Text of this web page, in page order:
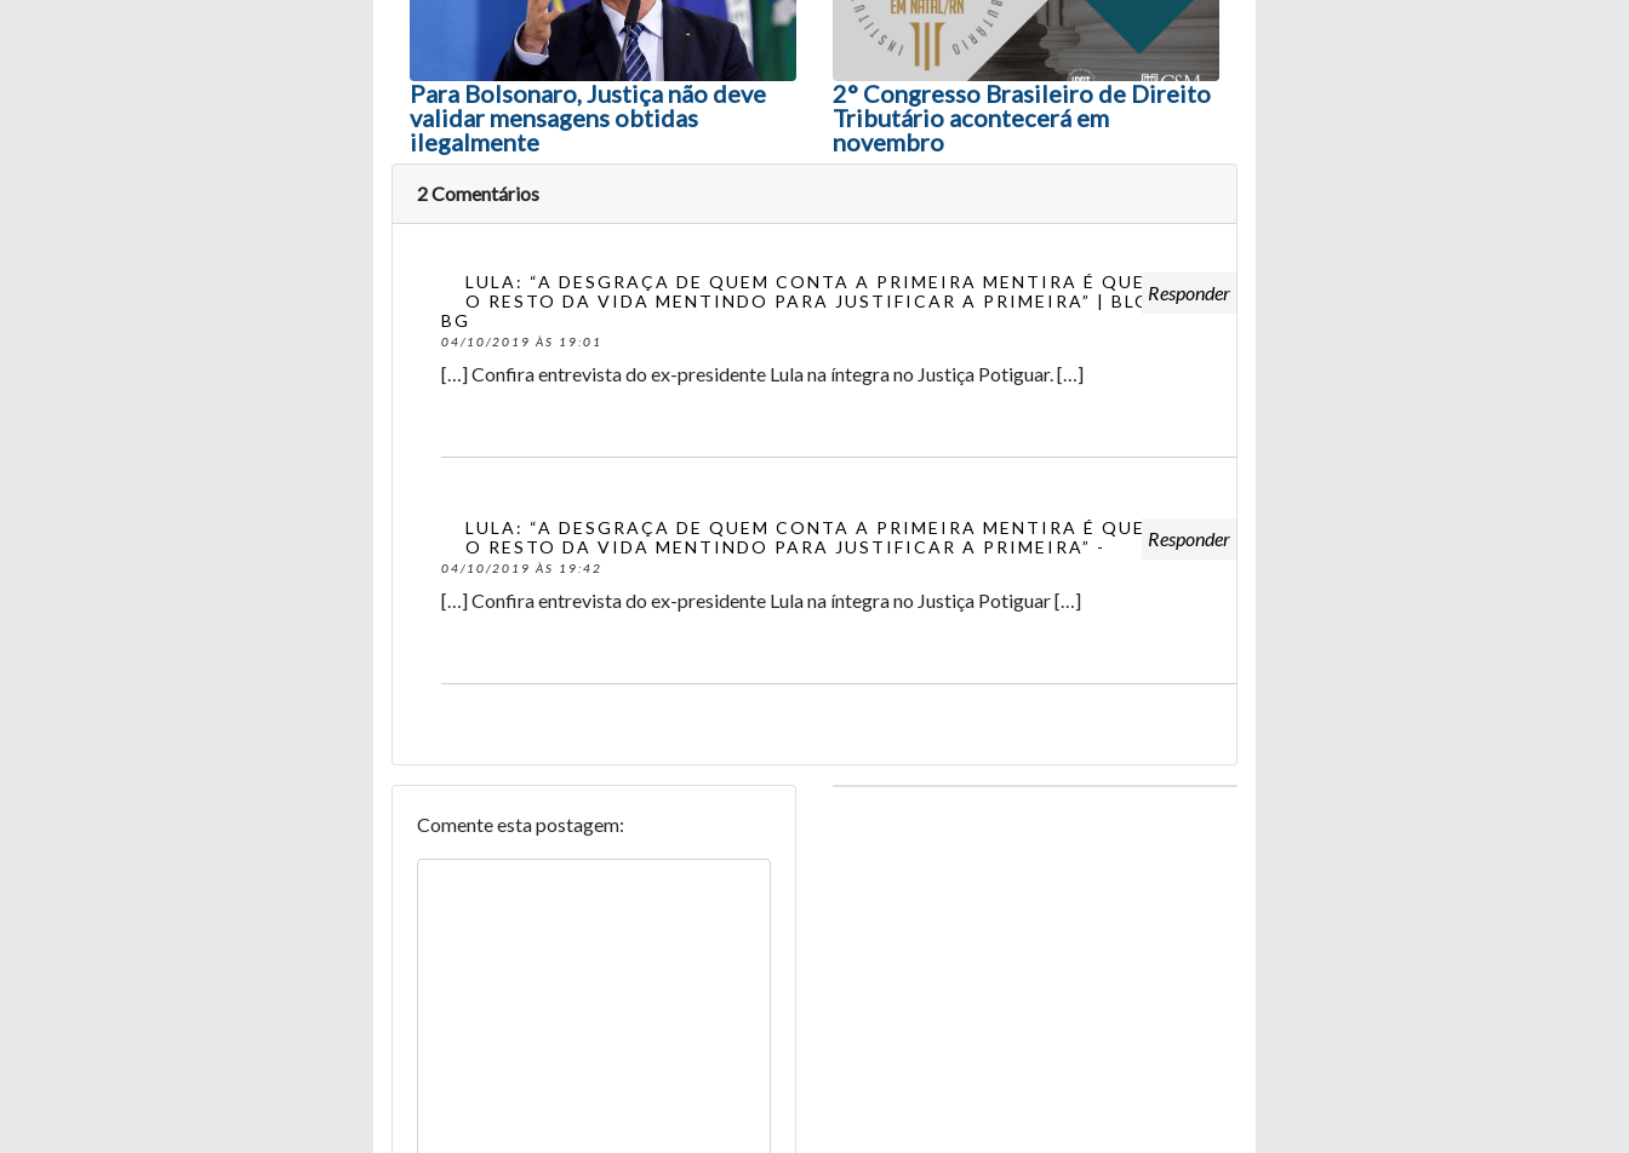
Para Bolsonaro, Justiça não deve
validar mensagens obtidas
ilegalmente
2° Congresso Brasileiro de Direito
Tributário acontecerá em
novembro
2 Comentários
LULA: “A DESGRAÇA DE QUEM CONTA A PRIMEIRA MENTIRA É QUE PASSA
O RESTO DA VIDA MENTINDO PARA JUSTIFICAR A PRIMEIRA” | BLOG DO
BG
04/10/2019 ÀS 19:01
[…] Confira entrevista do ex-presidente Lula na íntegra no Justiça Potiguar. […]
Responder
LULA: “A DESGRAÇA DE QUEM CONTA A PRIMEIRA MENTIRA É QUE PASSA
O RESTO DA VIDA MENTINDO PARA JUSTIFICAR A PRIMEIRA” -
04/10/2019 ÀS 19:42
[…] Confira entrevista do ex-presidente Lula na íntegra no Justiça Potiguar […]
Responder
Comente esta postagem: